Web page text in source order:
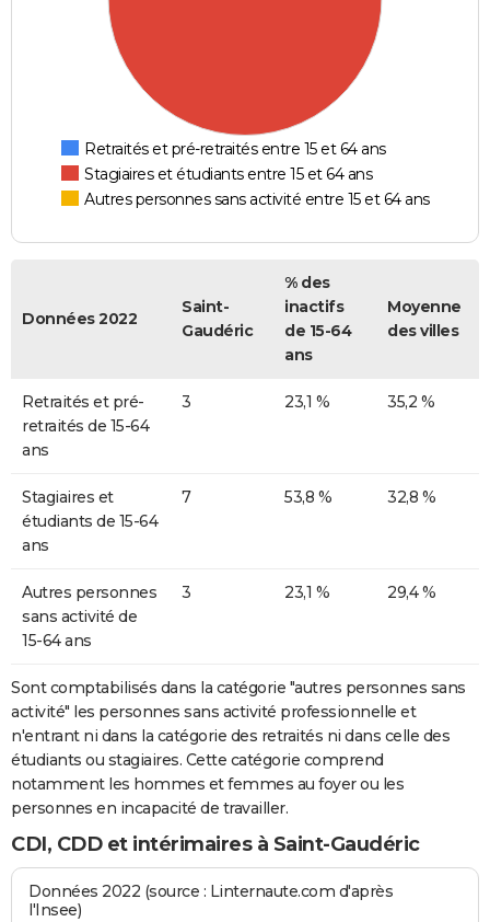
Retraités et pré-retraités entre 15 et 64 ans
Stagiaires et étudiants entre 15 et 64 ans
Autres personnes sans activité entre 15 et 64 ans
Données 2022
Saint-
Gaudéric
% des
inactifs
de 15-64
ans
Moyenne
des villes
Retraités et pré-
retraités de 15-64
ans
3 23,1 % 35,2 %
Stagiaires et
étudiants de 15-64
ans
7 53,8 % 32,8 %
Autres personnes
sans activité de
15-64 ans
3 23,1 % 29,4 %
Sont comptabilisés dans la catégorie "autres personnes sans
activité" les personnes sans activité professionnelle et
n'entrant ni dans la catégorie des retraités ni dans celle des
étudiants ou stagiaires. Cette catégorie comprend
notamment les hommes et femmes au foyer ou les
personnes en incapacité de travailler.
CDI, CDD et intérimaires à Saint-Gaudéric
Données 2022 (source : Linternaute.com d'après
l'Insee)